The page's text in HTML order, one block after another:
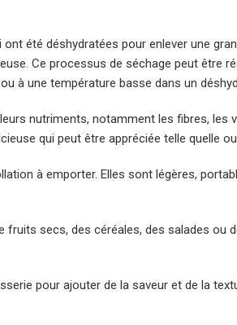
été déshydratées pour enlever une
Ce processus de séchage peut être
à une température basse dans un
nutriments, notamment les fibres, les
qui peut être appréciée telle quelle
à emporter. Elles sont légères,
fruits secs, des céréales, des salades
pour ajouter de la saveur et de la